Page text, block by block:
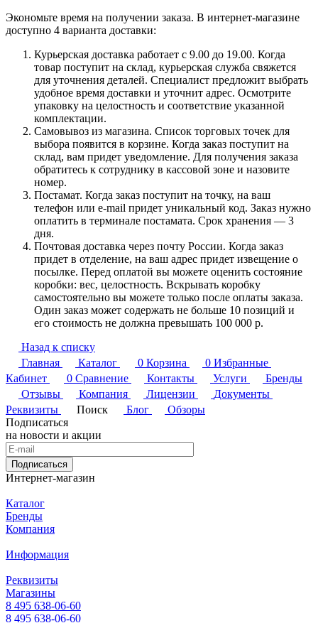
Экономьте время на получении заказа. В интернет-магазине
доступно 4 варианта доставки:
Курьерская доставка работает с 9.00 до 19.00. Когда
товар поступит на склад, курьерская служба свяжется
для уточнения деталей. Специалист предложит выбрать
удобное время доставки и уточнит адрес. Осмотрите
упаковку на целостность и соответствие указанной
комплектации.
Самовывоз из магазина. Список торговых точек для
выбора появится в корзине. Когда заказ поступит на
склад, вам придет уведомление. Для получения заказа
обратитесь к сотруднику в кассовой зоне и назовите
номер.
Постамат. Когда заказ поступит на точку, на ваш
телефон или e-mail придет уникальный код. Заказ нужно
оплатить в терминале постамата. Срок хранения — 3
дня.
Почтовая доставка через почту России. Когда заказ
придет в отделение, на ваш адрес придет извещение о
посылке. Перед оплатой вы можете оценить состояние
коробки: вес, целостность. Вскрывать коробку
самостоятельно вы можете только после оплаты заказа.
Один заказ может содержать не больше 10 позиций и
его стоимость не должна превышать 100 000 р.
Назад к списку
Главная
Каталог 0 Корзина 0 Избранные
Кабинет
0 Сравнение Контакты Услуги
Бренды
Отзывы
Компания Лицензии
Документы
Реквизиты
Поиск Блог
Обзоры
Подписаться
на новости и акции
Подписаться
Интернет-магазин
Каталог
Бренды
Компания
Информация
Реквизиты
Магазины
8 495 638-06-60
8 495 638-06-60